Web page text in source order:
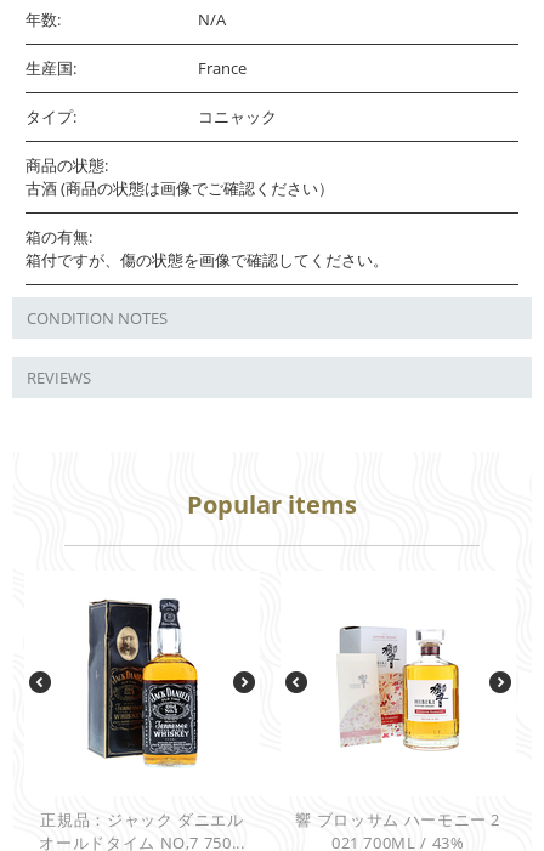
年数: N/A
生産国: France
タイプ: コニャック
商品の状態:
古酒 (商品の状態は画像でご確認ください）
箱の有無:
箱付ですが、傷の状態を画像で確認してください。
CONDITION NOTES
REVIEWS
Popular items
正規品：ジャック ダニエル
オールドタイム NO,7 750...
響 ブロッサム ハーモニー 2
021 700ML / 43%